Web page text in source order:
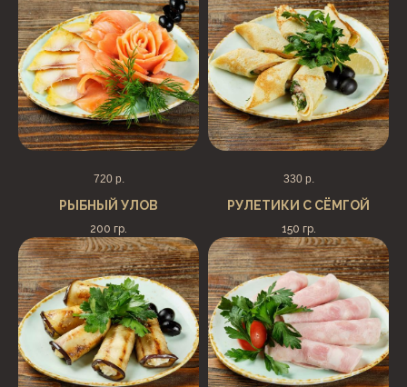
720 р.
РЫБНЫЙ УЛОВ
200 гр.
330 р.
РУЛЕТИКИ С СЁМГОЙ
150 гр.